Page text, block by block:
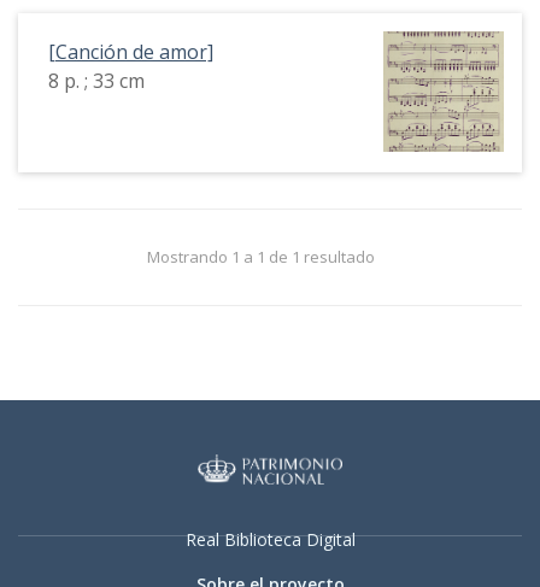
[Canción de amor]
8 p. ; 33 cm
Mostrando 1 a 1 de 1 resultado
Real Biblioteca Digital